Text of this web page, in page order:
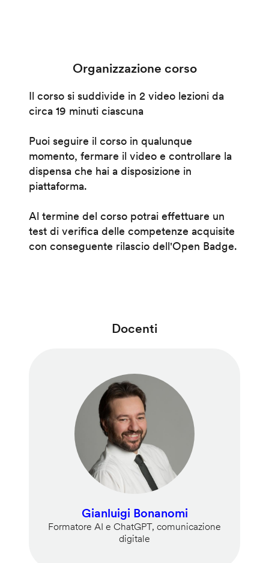
Organizzazione corso
Il corso si suddivide in 2 video lezioni da
circa 19 minuti ciascuna
Puoi seguire il corso in qualunque
momento, fermare il video e controllare la
dispensa che hai a disposizione in
piattaforma.
Al termine del corso potrai effettuare un
test di verifica delle competenze acquisite
con conseguente rilascio dell'Open Badge.
Docenti
Gianluigi Bonanomi
Formatore AI e ChatGPT, comunicazione
digitale